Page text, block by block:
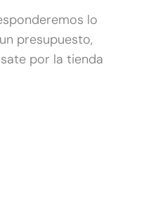
lo
presupuesto,
por la tienda